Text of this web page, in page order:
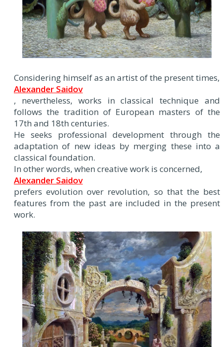
Considering himself as an artist of the present times,
Alexander Saidov
, nevertheless, works in classical technique and
follows the tradition of European masters of the
17th and 18th centuries.
He seeks professional development through the
adaptation of new ideas by merging these into a
classical foundation.
In other words, when creative work is concerned,
Alexander Saidov
prefers evolution over revolution, so that the best
features from the past are included in the present
work.